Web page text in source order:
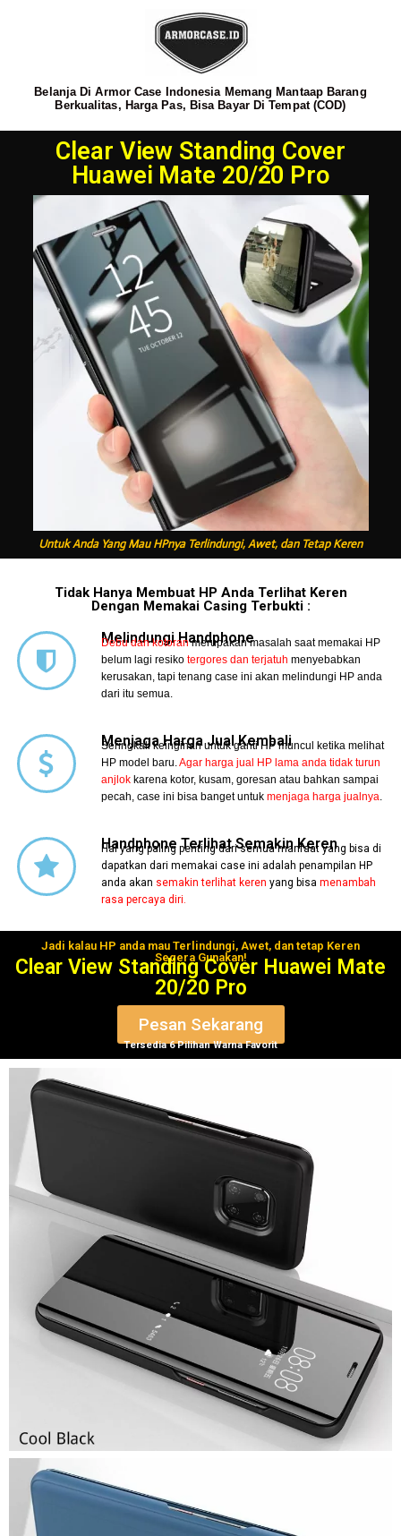
Belanja Di Armor Case Indonesia Memang Mantaap Barang
Berkualitas, Harga Pas, Bisa Bayar Di Tempat (COD)
Clear View Standing Cover
Huawei Mate 20/20 Pro
Untuk Anda Yang Mau HPnya Terlindungi, Awet, dan Tetap Keren
Tidak Hanya Membuat HP Anda Terlihat Keren
Dengan Memakai Casing Terbukti :
Melindungi Handphone
Debu dan kotoran merupakan masalah saat memakai HP
belum lagi resiko tergores dan terjatuh menyebabkan
kerusakan, tapi tenang case ini akan melindungi HP anda
dari itu semua.
Menjaga Harga Jual Kembali
Seringkali keinginan untuk ganti HP muncul ketika melihat
HP model baru.Agar harga jual HP lama anda tidak turun
anjlok karena kotor, kusam, goresan atau bahkan sampai
pecah, case ini bisa banget untukmenjaga harga jualnya.
Handphone Terlihat Semakin Keren
Hal yang paling penting dari semua manfaat yang bisa di
dapatkan dari memakai case ini adalah penampilan HP
anda akan semakin terlihat keren yang bisamenambah
rasa percaya diri.
Jadi kalau HP anda mau Terlindungi, Awet, dan tetap Keren
Segera Gunakan!
Clear View Standing Cover Huawei Mate
20/20 Pro
Pesan Sekarang
Tersedia 6 Pilihan Warna Favorit